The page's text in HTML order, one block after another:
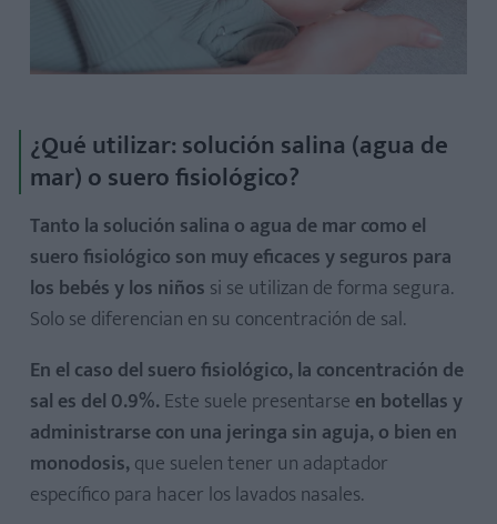
¿Qué utilizar: solución salina (agua de
mar) o suero fisiológico?
Tanto la solución salina o agua de mar como el
suero fisiológico son muy eficaces y seguros para
los bebés y los niños si se utilizan de forma segura.
Solo se diferencian en su concentración de sal.
En el caso del suero fisiológico, la concentración de
sal es del 0.9%. Este suele presentarse en botellas y
administrarse con una jeringa sin aguja, o bien en
monodosis,que suelen tener un adaptador
específico para hacer los lavados nasales.